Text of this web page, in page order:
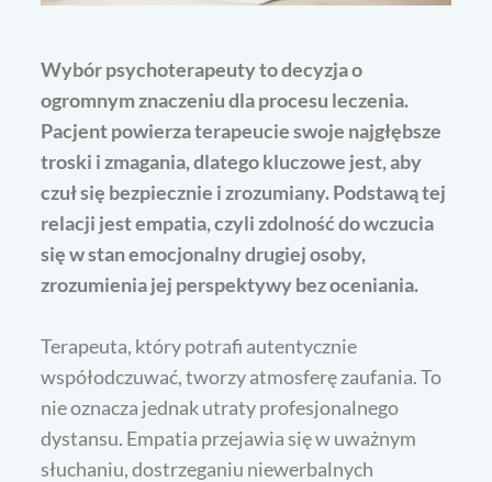
Wybór psychoterapeuty to decyzja o
ogromnym znaczeniu dla procesu leczenia.
Pacjent powierza terapeucie swoje najgłębsze
troski i zmagania, dlatego kluczowe jest, aby
czuł się bezpiecznie i zrozumiany. Podstawą tej
relacji jestempatia, czyli zdolność do wczucia
się w stan emocjonalny drugiej osoby,
zrozumienia jej perspektywy bez oceniania.
Terapeuta, który potrafi autentycznie
współodczuwać, tworzy atmosferę zaufania. To
nie oznacza jednak utraty profesjonalnego
dystansu. Empatia przejawia się w uważnym
słuchaniu, dostrzeganiu niewerbalnych